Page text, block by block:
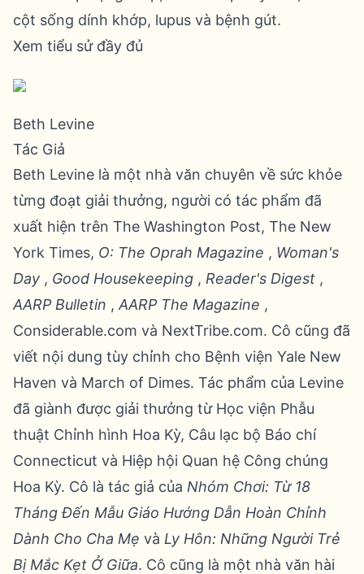
cột sống dính khớp, lupus và bệnh gút.
Xem tiểu sử đầy đủ
Beth Levine
Tác Giả
Beth Levine là một nhà văn chuyên về sức khỏe
từng đoạt giải thưởng, người có tác phẩm đã
xuất hiện trên The Washington Post, The New
York Times, O: The Oprah Magazine , Woman's
Day , Good Housekeeping , Reader's Digest ,
AARP Bulletin , AARP The Magazine ,
Considerable.com và NextTribe.com. Cô cũng đã
viết nội dung tùy chỉnh cho Bệnh viện Yale New
Haven và March of Dimes. Tác phẩm của Levine
đã giành được giải thưởng từ Học viện Phẫu
thuật Chỉnh hình Hoa Kỳ, Câu lạc bộ Báo chí
Connecticut và Hiệp hội Quan hệ Công chúng
Hoa Kỳ. Cô là tác giả của Nhóm Chơi: Từ 18
Tháng Đến Mẫu Giáo Hướng Dẫn Hoàn Chỉnh
Dành Cho Cha Mẹ và Ly Hôn: Những Người Trẻ
Bị Mắc Kẹt Ở Giữa. Cô cũng là một nhà văn hài